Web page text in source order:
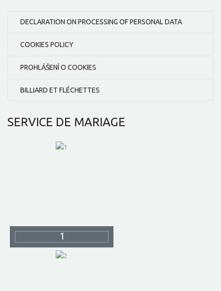
DECLARATION ON PROCESSING OF PERSONAL DATA
COOKIES POLICY
PROHLÁŠENÍ O COOKIES
BILLIARD ET FLÉCHETTES
SERVICE DE MARIAGE
1